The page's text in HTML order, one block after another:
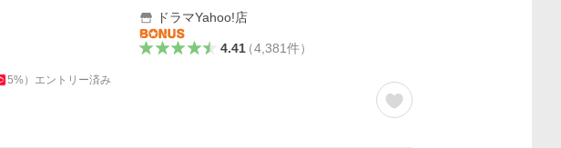
5%） エントリー済み
ドラマYahoo!店
4.41（4,381件）